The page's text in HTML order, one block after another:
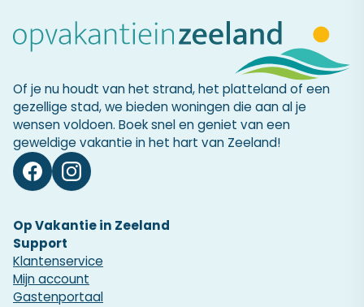
Of je nu houdt van het strand, het platteland of een
gezellige stad, we bieden woningen die aan al je
wensen voldoen. Boek snel en geniet van een
geweldige vakantie in het hart van Zeeland!
Op Vakantie in Zeeland
Support
Klantenservice
Mijn account
Gastenportaal